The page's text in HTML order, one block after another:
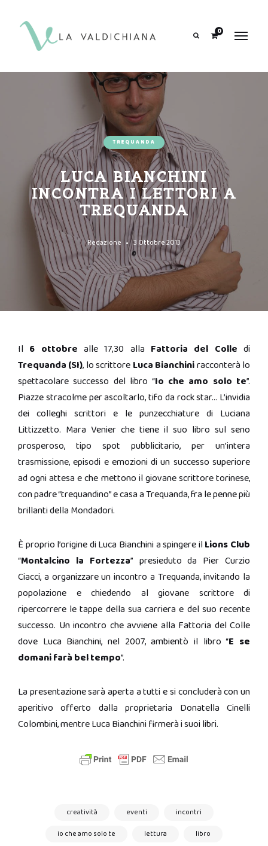
0
TREQUANDA
LUCA BIANCHINI
INCONTRA I LETTORI A
TREQUANDA
Redazione 3 Ottobre 2013
Il 6 ottobre alle 17,30 alla Fattoria del Colle di
Trequanda (SI), lo scrittore Luca Bianchiniracconterà lo
spettacolare successo del libro “Io che amo solo te”.
Piazze stracolme per ascoltarlo, tifo da rock star… L’invidia
dei colleghi scrittori e le punzecchiature di Luciana
Littizzetto. Mara Venier che tiene il suo libro sul seno
prosperoso, tipo spot pubblicitario, per un’intera
trasmissione, episodi e emozioni di un successo superiore
ad ogni attesa e che mettono il giovane scrittore torinese,
con padre “trequandino” e casa a Trequanda, fra le penne più
brillanti della Mondadori.
È proprio l’origine di Luca Bianchini a spingere il Lions Club
“Montalcino la Fortezza” presieduto da Pier Curzio
Ciacci, a organizzare un incontro a Trequanda, invitando la
popolazione e chiedendo al giovane scrittore di
ripercorrere le tappe della sua carriera e del suo recente
successo. Un incontro che avviene alla Fattoria del Colle
dove Luca Bianchini, nel 2007, ambientò il libro “E se
domani farà bel tempo”.
La presentazione sarà aperta a tutti e si concluderà con un
aperitivo offerto dalla proprietaria Donatella Cinelli
Colombini, mentre Luca Bianchini firmerà i suoi libri.
creatività eventi
incontri
io che amo solo te
lettura
libro